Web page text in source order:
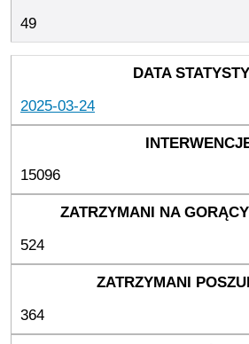
49
2025-03-24
15096
524
364